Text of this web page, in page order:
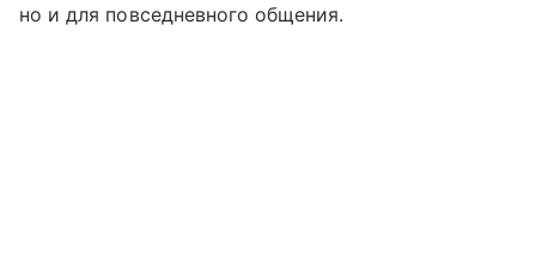
но и для повседневного общения.